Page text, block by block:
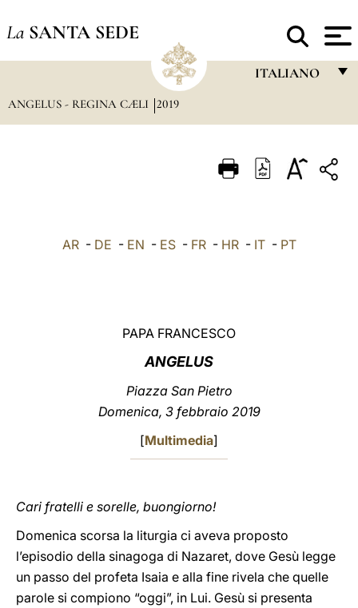
La SANTA SEDE
ITALIANO
ITALIANO
ANGELUS - REGINA CÆLI 2019
AR- DE - EN - ES- FR- HR- IT- PT
PAPA FRANCESCO
ANGELUS
Piazza San Pietro
Domenica, 3 febbraio 2019
[Multimedia]
Cari fratelli e sorelle, buongiorno!
Domenica scorsa la liturgia ci aveva proposto
l’episodio della sinagoga di Nazaret, dove Gesù legge
un passo del profeta Isaia e alla fine rivela che quelle
parole si compiono “oggi”, in Lui. Gesù si presenta